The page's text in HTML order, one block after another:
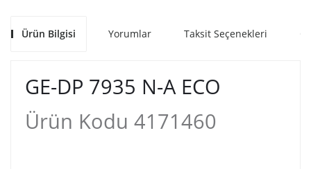
Ürün Bilgisi Yorumlar Taksit Seçenekleri
GE-DP 7935 N-A ECO
Ürün Kodu 4171460